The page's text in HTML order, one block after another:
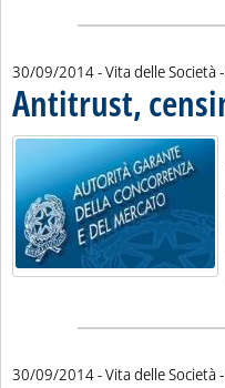
30/09/2014- Vita delle Società
Antitrust,
30/09/2014- Vita delle Società